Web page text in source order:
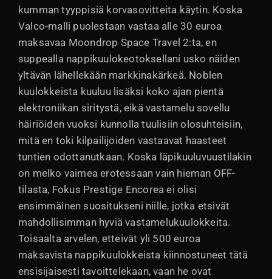
kumman tyyppisiä korvasovitteita käytin. Koska
Valco-malli puolestaan vastaa alle 30 euroa
maksavaa Moondrop Space Travel 2:ta, en
suppealla nappikuulokeotoksellani usko näiden
yltävän lähellekään markkinakärkeä. Noblen
kuulokkeista kuuluu lisäksi koko ajan pientä
elektroniikan siritystä, eikä vastamelu sovellu
häiriöiden vuoksi kunnolla tuulisiin olosuhteisiin,
mitä en toki kilpailijoiden vastaavat haasteet
tuntien odottanutkaan. Koska läpikuuluvuustilakin
on melko vaimea erotessaan vain hieman OFF-
tilasta, Fokus Prestige Encorea ei olisi
ensimmäinen suositukseni niille, jotka etsivät
mahdollisimman hyviä vastamelukuulokkeita.
Toisaalta arvelen, etteivät yli 500 euroa
maksavista nappikuulokkeista kiinnostuneet tätä
ensisijaisesti tavoittelekaan, vaan he ovat